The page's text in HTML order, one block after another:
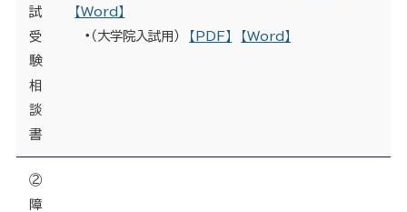
試
受
験
相
談
書
【Word】
・ （大学院入試用） 【PDF】 【Word】
②
障